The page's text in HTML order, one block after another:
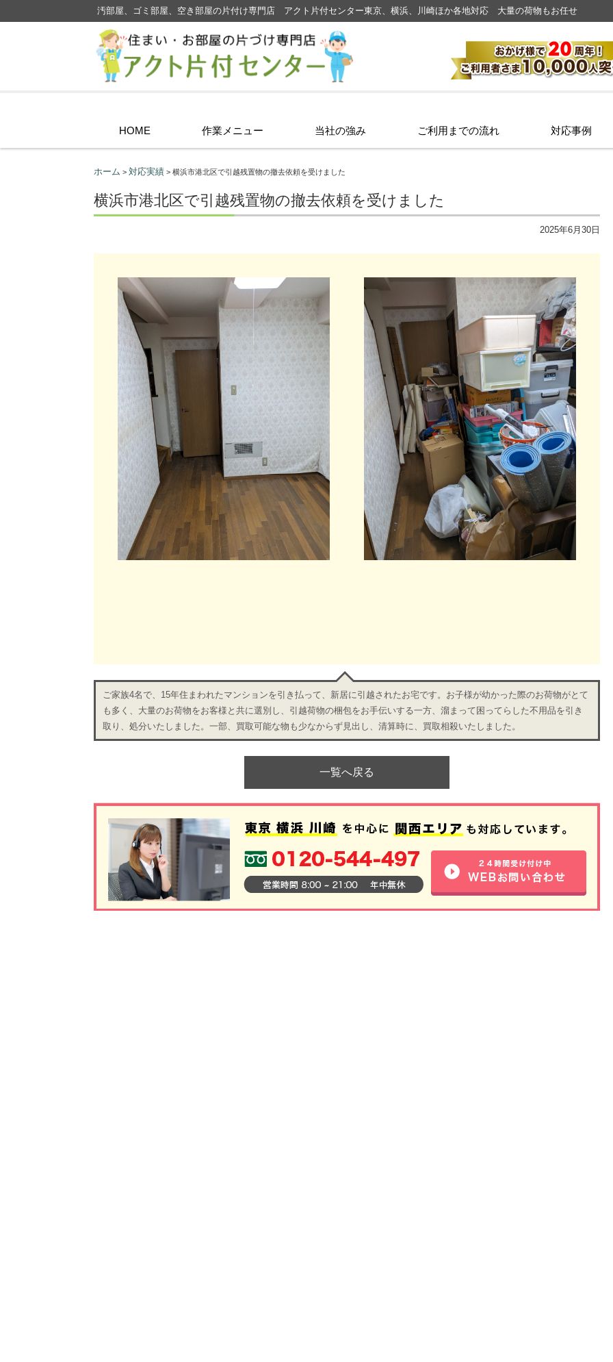
汚部屋、ゴミ部屋、空き部屋の片付け専門店 アクト片付センター東京、横浜、川崎ほか各地対応 大量の荷物もお任せ
HOME 作業メニュー 当社の強み ご利用までの流れ 対応事例
ホーム > 対応実績 > 横浜市港北区で引越残置物の撤去依頼を受けました
横浜市港北区で引越残置物の撤去依頼を受けました
2025年6月30日
ご家族4名で、15年住まわれたマンションを引き払って、新居に引越されたお宅です。お子様が幼かった際のお荷物がとて
も多く、大量のお荷物をお客様と共に選別し、引越荷物の梱包をお手伝いする一方、溜まって困ってらした不用品を引き
取り、処分いたしました。一部、買取可能な物も少なからず見出し、清算時に、買取相殺いたしました。
一覧へ戻る